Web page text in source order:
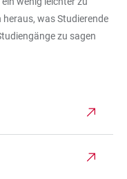
was Studierende
zu sagen